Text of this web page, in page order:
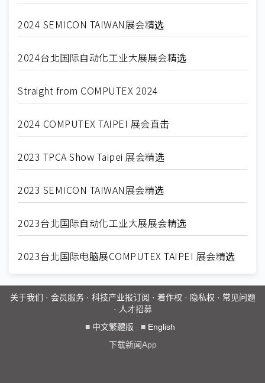
2024 SEMICON TAIWAN展会精选
2024台北国际自动化工业大展展会精选
Straight from COMPUTEX 2024
2024 COMPUTEX TAIPEI 展会直击
2023 TPCA Show Taipei 展会精选
2023 SEMICON TAIWAN展会精选
2023台北国际自动化工业大展展会精选
2023台北国际电脑展COMPUTEX TAIPEI 展会精选
关于我们 · 会员服务· 科技产业报订阅 · 着作权 · 隐私权 · 常见问题
· 人才招募
■ 中文繁體版 ■ English
下载新闻App